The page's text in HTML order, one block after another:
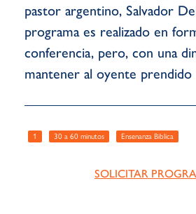
pastor argentino, Salvador
programa es realizado en
conferencia, pero, con una
mantener al oyente
1 30 a 60 minutos Ensenanza Biblica
SOLICITAR